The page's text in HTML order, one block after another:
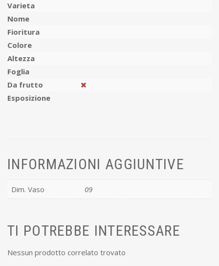
Varieta
Nome
Fioritura
Colore
Altezza
Foglia
Da frutto
Esposizione
INFORMAZIONI AGGIUNTIVE
Dim. Vaso 09
TI POTREBBE INTERESSARE
Nessun prodotto correlato trovato